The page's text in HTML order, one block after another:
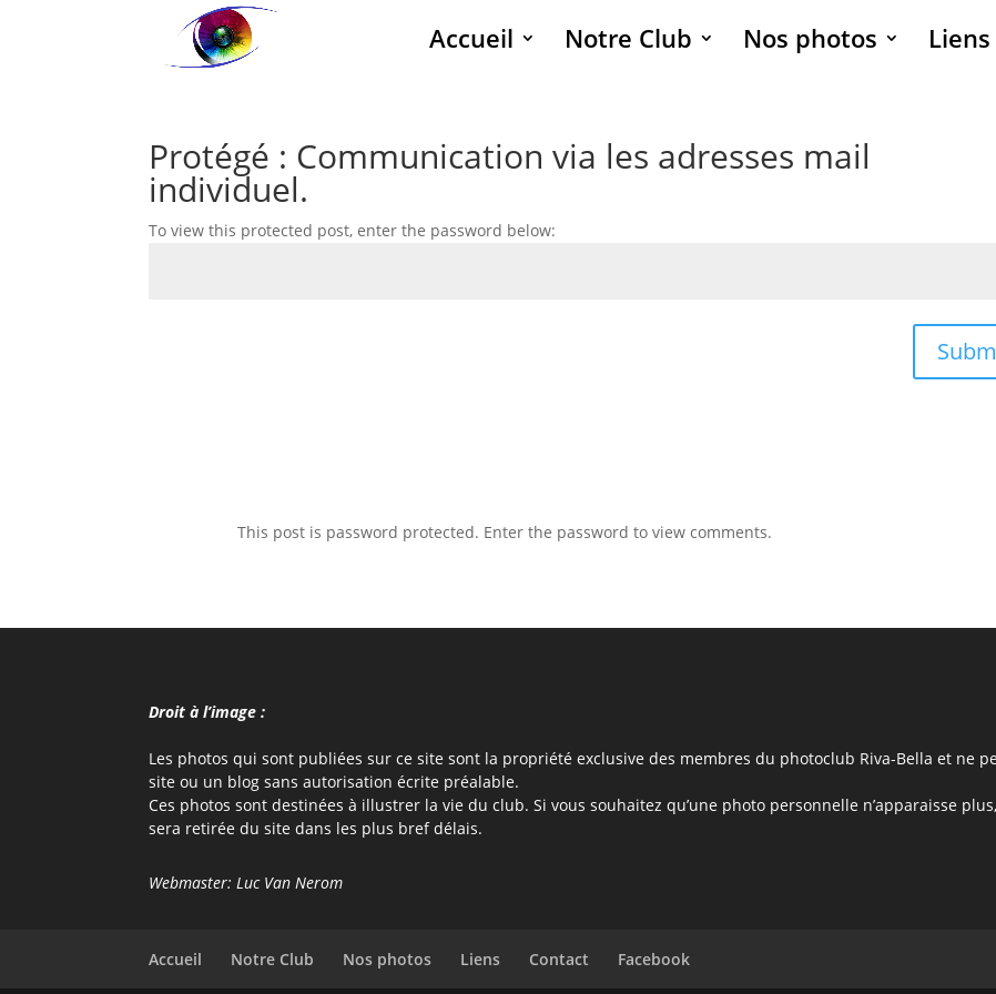
Accueil Notre Club Nos photos Liens
Protégé : Communication via les adresses mail
individuel.
To view this protected post, enter the password below:
This post is password protected. Enter the password to view comments.
Droit à l’image :
Les photos qui sont publiées sur ce site sont la propriété exclusive des membres du photoclub Riva-Bella et ne
site ou un blog sans autorisation écrite préalable.
Ces photos sont destinées à illustrer la vie du club. Si vous souhaitez qu’une photo personnelle n’apparaisse
sera retirée du site dans les plus bref délais.
Webmaster: Luc Van Nerom
Accueil Notre Club Nos photos Liens Contact Facebook